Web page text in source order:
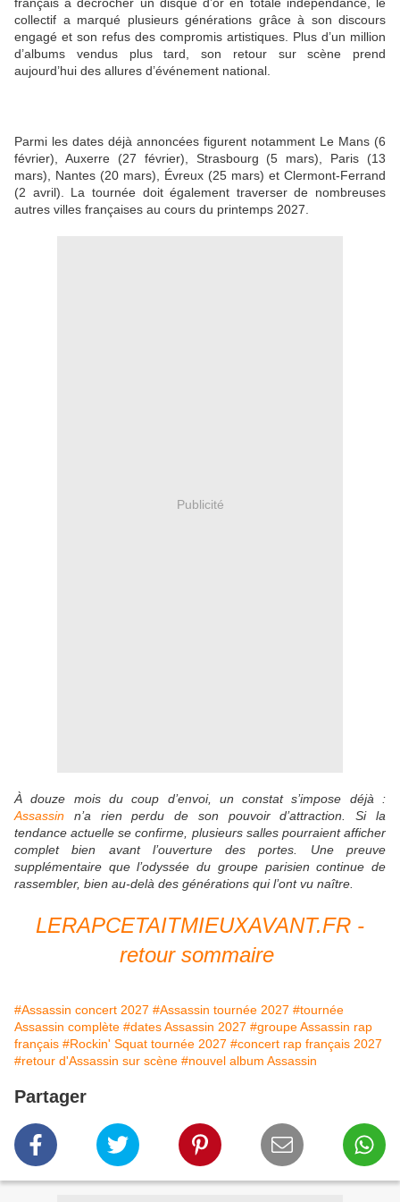
collectif a marqué plusieurs générations grâce à son discours
engagé et son refus des compromis artistiques. Plus d’un million
d’albums vendus plus tard, son retour sur scène prend
aujourd’hui des allures d’événement national.
Parmi les dates déjà annoncées figurent notamment Le Mans (6
février), Auxerre (27 février), Strasbourg (5 mars), Paris (13
mars), Nantes (20 mars), Évreux (25 mars) et Clermont-Ferrand
(2 avril). La tournée doit également traverser de nombreuses
autres villes françaises au cours du printemps 2027.
Publicité
À douze mois du coup d’envoi, un constat s’impose déjà :
Assassin n’a rien perdu de son pouvoir d’attraction. Si la
tendance actuelle se confirme, plusieurs salles pourraient afficher
complet bien avant l’ouverture des portes. Une preuve
supplémentaire que l’odyssée du groupe parisien continue de
rassembler, bien au-delà des générations qui l’ont vu naître.
LERAPCETAITMIEUXAVANT.FR -
retour sommaire
#Assassin concert 2027 #Assassin tournée 2027 #tournée
Assassin complète #dates Assassin 2027 #groupe Assassin rap
français #Rockin' Squat tournée 2027 #concert rap français 2027
#retour d'Assassin sur scène #nouvel album Assassin
Partager